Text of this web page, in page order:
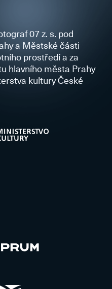
07 z. s. pod
a Městské části
prostředí a za
hlavního města Prahy
kultury České